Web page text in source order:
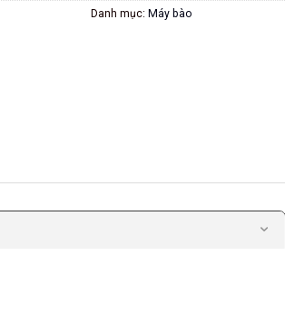
Danh mục: Máy bào